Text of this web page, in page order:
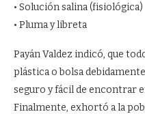
• Solución salina (fisiológica)
• Pluma y libreta
Payán Valdez indicó, que
plástica o bolsa
seguro y fácil de encontrar
Finalmente, exhortó a la